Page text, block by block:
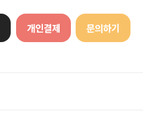
개인결제 문의하기